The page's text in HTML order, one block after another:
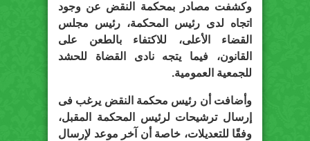
وكشفت مصادر بمحكمة النقض عن وجود
اتجاه لدى رئيس المحكمة، رئيس مجلس
القضاء الأعلى، للاكتفاء بالطعن على
القانون، فيما يتجه نادى القضاة للحشد
للجمعية العمومية.
وأضافت أن رئيس محكمة النقض يرغب فى
إرسال ترشيحات لرئيس المحكمة المقبل،
وفقًا للتعديلات، خاصة أن آخر موعد لإرسال